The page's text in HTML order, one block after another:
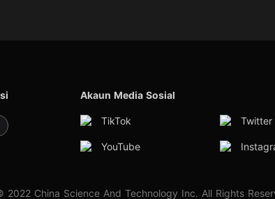
Akaun Media Sosial
TikTok Twitter
YouTube
2022 China Science And Technology Inc. All Rights